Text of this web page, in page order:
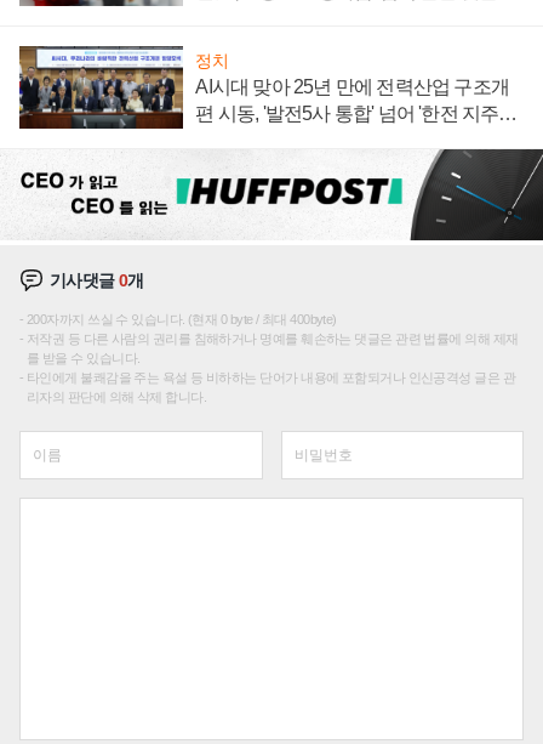
정치
AI시대 맞아 25년 만에 전력산업 구조개
편 시동, '발전5사 통합' 넘어 '한전 지주사'
기사댓글0개
200자까지 쓰실 수 있습니다. (현재 0 byte / 최대 400byte)
저작권 등 다른 사람의 권리를 침해하거나 명예를 훼손하는 댓글은 관련 법률에 의해 제재
를 받을 수 있습니다.
타인에게 불쾌감을 주는 욕설 등 비하하는 단어가 내용에 포함되거나 인신공격성 글은 관
리자의 판단에 의해 삭제 합니다.